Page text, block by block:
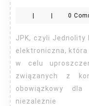
0
JPK, czyli Jednolity Plik Kontrolny, to dokumentacja
elektroniczna, która
w celu
związanych z
obowiązkowy dla
niezależnie